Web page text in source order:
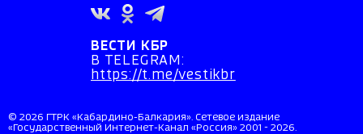
ВЕСТИ КБР
В TELEGRAM:
https://t.me/vestikbr
© 2026 ГТРК «Кабардино-Балкария». Сетевое издание
«Государственный Интернет-Канал «Россия» 2001 - 2026.